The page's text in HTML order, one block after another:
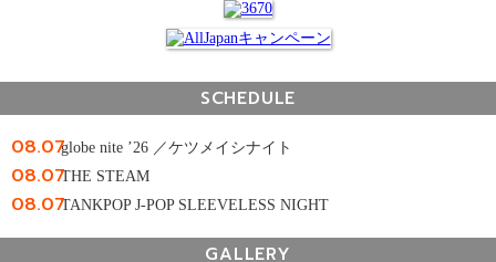
SCHEDULE
08.07globe nite ’26 ／ケツメイシナイト
08.07THE STEAM
08.07TANKPOP J-POP SLEEVELESS NIGHT
GALLERY